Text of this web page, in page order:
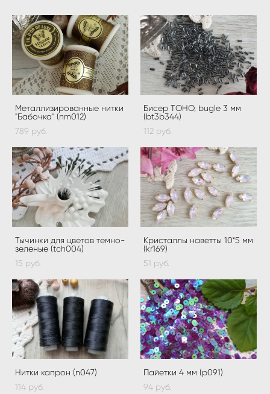
Металлизированные нитки
"Бабочка" (nm012)
789 pуб.
Бисер ТOHO, bugle 3 мм
(bt3b344)
112 pуб.
Тычинки для цветов темно-
зеленые (tch004)
15 pуб.
Кристаллы наветты 10*5 мм
(kr169)
51 pуб.
Нитки капрон (n047)
114 pуб.
Пайетки 4 мм (p091)
94 pуб.